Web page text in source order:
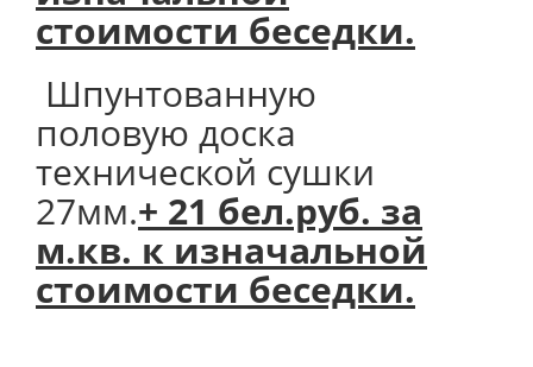
стоимости беседки.
Шпунтованную
половую доска
технической сушки
27мм.+ 21 бел.руб. за
м.кв. к изначальной
стоимости беседки.